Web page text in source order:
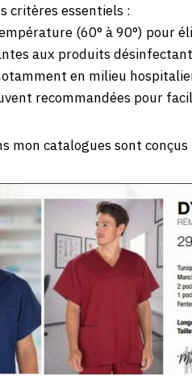
critères essentiels :
(60° à 90°) pour
aux produits
en milieu
recommandées pour
mon catalogues sont